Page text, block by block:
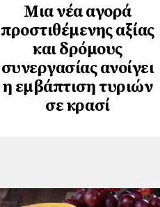
Μια νέα αγορά
προστιθέμενης αξίας
και δρόμους
συνεργασίας ανοίγει
η εμβάπτιση τυριών
σε κρασί